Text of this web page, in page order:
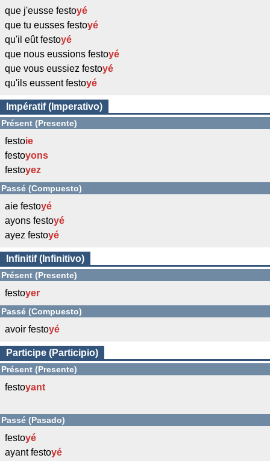
que j'eusse festoyé
que tu eusses festoyé
qu'il eût festoyé
que nous eussions festoyé
que vous eussiez festoyé
qu'ils eussent festoyé
Impératif (Imperativo)
Présent (Presente)
festoie
festoyons
festoyez
Passé (Compuesto)
aie festoyé
ayons festoyé
ayez festoyé
Infinitif (Infinitivo)
Présent (Presente)
festoyer
Passé (Compuesto)
avoir festoyé
Participe (Participio)
Présent (Presente)
festoyant
Passé (Pasado)
festoyé
ayant festoyé